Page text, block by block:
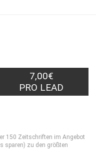
7,00€
PRO LEAD
150 Zeitschriften im Angebot
sparen) zu den größten